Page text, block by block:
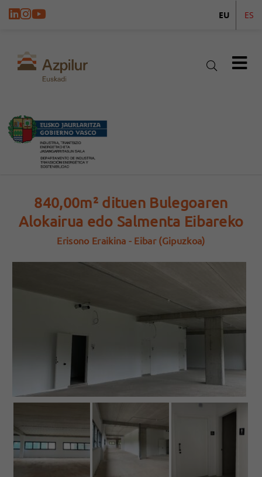
EU ES
840,00m² dituen Bulegoaren
Alokairua edo Salmenta Eibareko
Erisono Eraikina - Eibar (Gipuzkoa)